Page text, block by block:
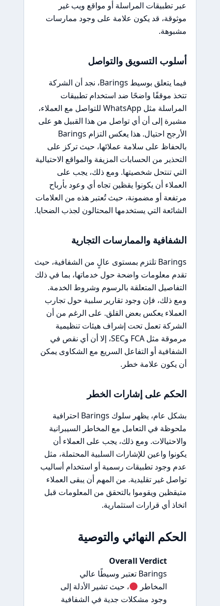
عبر تطبيقات المراسلة أو مواقع ويب غير
موثوقة، قد يكون علامة على وجود ممارسات
مشبوهة.
أسلوب التسويق والتواصل
فيما يتعلق بوسيط Barings، نجد أن الشركة
تتخذ موقفًا واضحًا ضد استخدام تطبيقات
المراسلة مثل WhatsApp للتواصل مع العملاء،
مشيرة إلى أن أي تواصل من هذا القبيل هو على
الأرجح احتيال. هذا يعكس التزام Barings
بالحفاظ على سلامة عملائها، حيث تركز على
التحذير من الحسابات المزيفة والمواقع الاحتيالية
التي تنتحل شخصيتها. ومع ذلك، يجب على
العملاء أن يكونوا يقظين تجاه أي وعود بأرباح
مرتفعة أو مضمونة، حيث تُعتبر هذه من العلامات
الشائعة التي يستخدمها المحتالون لجذب الضحايا.
الشفافية والممارسات التجارية
Barings تلتزم بمستوى عالٍ من الشفافية، حيث
تقدم معلومات واضحة حول خدماتها، بما في ذلك
التفاصيل المتعلقة بالرسوم وشروط الخدمة.
ومع ذلك، فإن وجود تقارير سلبية حول تجارب
العملاء يعكس بعض القلق. على الرغم من أن
الشركة تعمل تحت إشراف هيئات تنظيمية
مرموقة مثل FCA وSEC، إلا أن أي نقص في
الشفافية أو التفاعل السريع مع الشكاوى يمكن
أن يكون علامة خطر.
الحكم على إشارات الخطر
بشكل عام، يظهر سلوك Barings احترافية
ملحوظة في التعامل مع المخاطر السيبرانية
والاحتيالات. ومع ذلك، يجب على العملاء أن
يكونوا واعين للإشارات السلبية المحتملة، مثل
عدم وجود تطبيقات رسمية أو استخدام أساليب
تواصل غير تقليدية. من المهم أن يبقى العملاء
متيقظين ويقوموا بالتحقق من المعلومات قبل
اتخاذ أي قرارات استثمارية.
الحكم النهائي والتوصية
Overall Verdict
Barings تعتبر وسيطًا عالي
المخاطر
، حيث تشير الأدلة إلى
وجود مشكلات جدية في الشفافية